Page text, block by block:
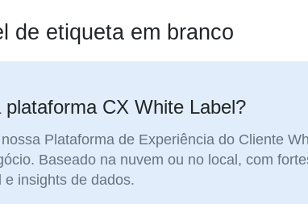
de etiqueta em branco
plataforma CX White Label?
Plataforma de Experiência do Cliente
Baseado na nuvem ou no local, com
insights de dados.